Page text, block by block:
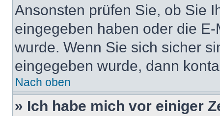
Ansonsten prüfen Sie, ob Sie
eingegeben haben oder die
wurde. Wenn Sie sich sicher
eingegeben wurde, dann
Nach oben
» Ich habe mich vor einiger